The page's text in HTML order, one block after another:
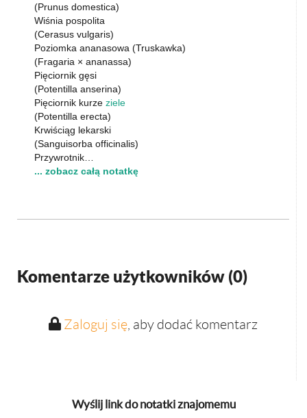
(Prunus domestica)
Wiśnia pospolita
(Cerasus vulgaris)
Poziomka ananasowa (Truskawka)
(Fragaria × ananassa)
Pięciornik gęsi
(Potentilla anserina)
Pięciornik kurze ziele
(Potentilla erecta)
Krwiściąg lekarski
(Sanguisorba officinalis)
Przywrotnik…
... zobacz całą notatkę
Komentarze użytkowników (0)
Zaloguj się, aby dodać komentarz
Wyślij link do notatki znajomemu